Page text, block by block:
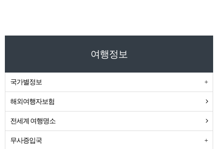
여행정보
국가별정보
해외여행자보험
전세계 여행명소
무사증입국